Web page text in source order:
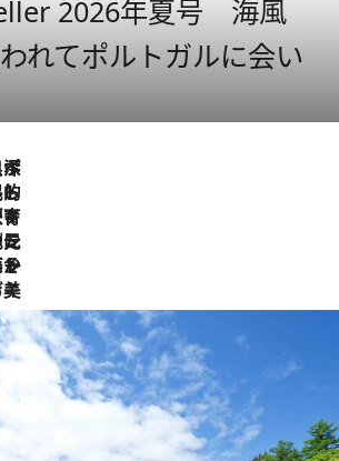
2026年夏号 海風
れてポルトガルに会い